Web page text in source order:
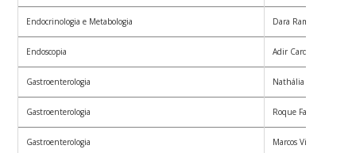
Endocrinologia e Metabologia Dara Ramires Lemes
Endoscopia Adir Cardoso Gentil
Gastroenterologia Nathália Zanotto
Gastroenterologia Roque Farias Junior
Gastroenterologia Marcos Vinícius